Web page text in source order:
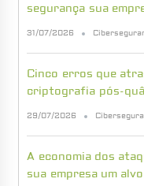
segurança sua
31/07/2026
Cinco erros que
criptografia pós-
29/07/2026
A economia dos
sua empresa um